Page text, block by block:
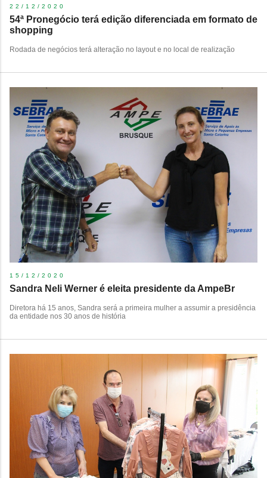
22/12/2020
54ª Pronegócio terá edição diferenciada em formato de
shopping
Rodada de negócios terá alteração no layout e no local de realização
15/12/2020
Sandra Neli Werner é eleita presidente da AmpeBr
Diretora há 15 anos, Sandra será a primeira mulher a assumir a presidência
da entidade nos 30 anos de história